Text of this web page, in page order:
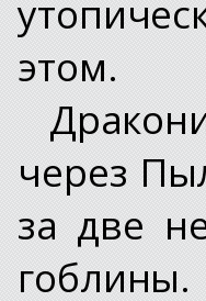
этом.
через
за две